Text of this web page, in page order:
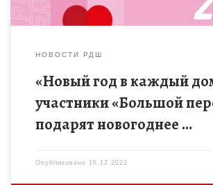
НОВОСТИ РДШ
«Новый год в каждый
участники «Большой
подарят новогоднее …
Опубликовано 16.12.2022